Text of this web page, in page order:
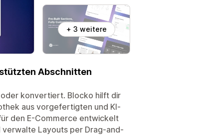
+ 3 weitere
Abschnitten
konvertiert. Blocko hilft dir
aus vorgefertigten und KI-
den E-Commerce entwickelt
Layouts per Drag-and-